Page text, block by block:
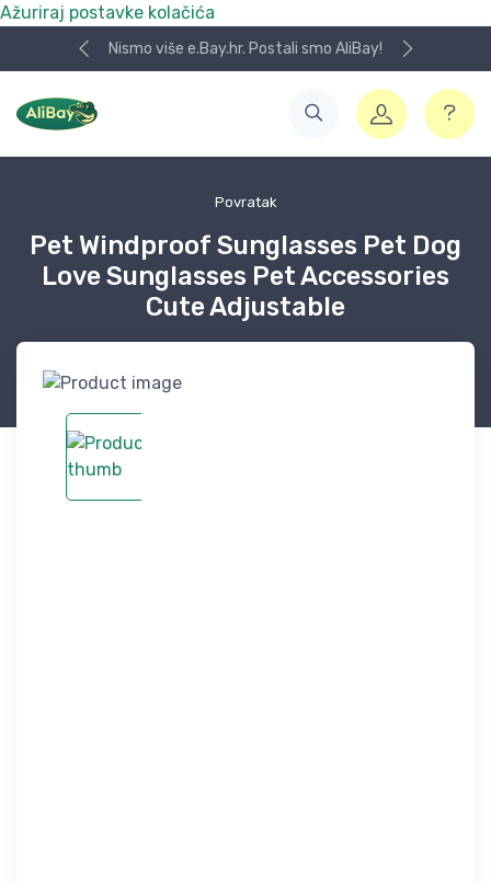
Ažuriraj postavke kolačića
Nismo više e.Bay.hr. Postali smo AliBay!
Povratak
Pet Windproof Sunglasses Pet Dog
Love Sunglasses Pet Accessories
Cute Adjustable